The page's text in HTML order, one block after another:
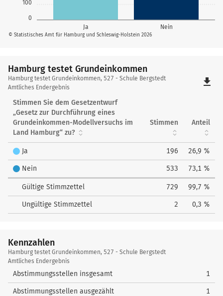
0
100
Ja Nein
© Statistisches Amt für Hamburg und Schleswig-Holstein 2026
Hamburg testet Grundeinkommen
Hamburg
testet
Grundeinkommen
Hamburg testet Grundeinkommen, 527 - Schule Bergstedt
Amtliches Endergebnis
file_download
Stimmen Sie dem Gesetzentwurf
„Gesetz zur Durchführung eines
Grundeinkommen-Modellversuchs im
Land Hamburg“ zu?
Stimmen Anteil
Ja 196 26,9 %
Nein 533 73,1 %
Gültige Stimmzettel 729 99,7 %
Ungültige Stimmzettel 2 0,3 %
Kennzahlen
Kennzahlen
Hamburg testet Grundeinkommen, 527 - Schule Bergstedt
Amtliches Endergebnis
Abstimmungsstellen insgesamt 1
Abstimmungsstellen ausgezählt 1